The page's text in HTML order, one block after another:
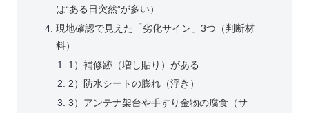
は“ある日突然”が多い）
現地確認で見えた「劣化サイン」3つ（判断材
料）
1）補修跡（増し貼り）がある
2）防水シートの膨れ（浮き）
3）アンテナ架台や手すり金物の腐食（サ